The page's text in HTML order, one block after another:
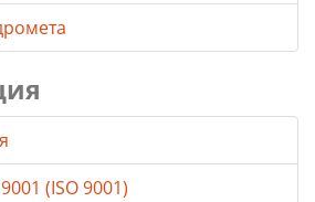
(ISO 9001)